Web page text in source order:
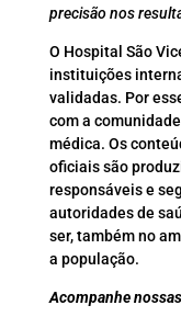
precisão nos
O Hospital São
instituições
validadas. Por
com a
médica. Os
oficiais são
responsáveis e
autoridades de
ser, também no
a população.
Acompanhe